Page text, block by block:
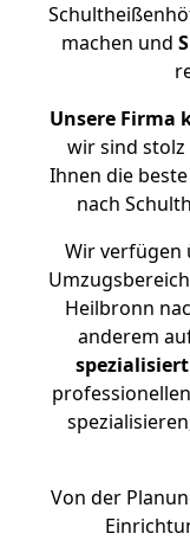
machen und
Unsere Firma
wir sind
Ihnen die
nach
Wir verfügen
Heilbronn
anderem
Von der